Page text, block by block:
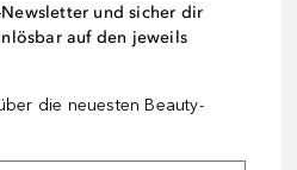
und sicher dir
auf den jeweils
die neuesten Beauty-